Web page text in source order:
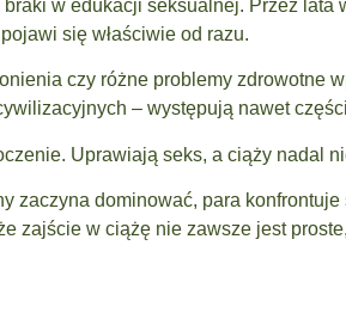
w edukacji seksualnej. Przez lata
się właściwie od razu.
czy różne problemy zdrowotne
– występują nawet
Uprawiają seks, a ciąży nadal
zaczyna dominować, para
zajście w ciążę nie zawsze jest